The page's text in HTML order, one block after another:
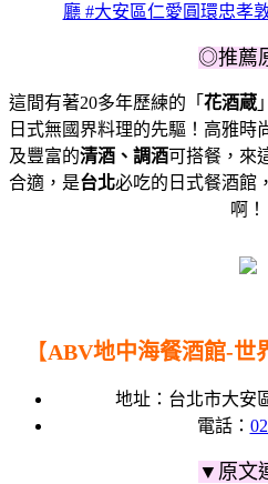
廳 #大安區仁愛圓環忠孝
◎推薦
這間有著20多年歷練的「 花酒蔵 」
日式無國界料理的先驅！ 高雅時
及豐富的清酒、調酒可搭餐， 來
合適， 是台北必吃的日式餐酒館，
啊！
【ABV地中海餐酒館-世
地址：台北市大安
電話：
▼原文